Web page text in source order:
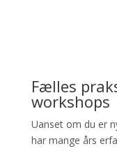
Fælles
workshops
Uanset om du er
har mange års